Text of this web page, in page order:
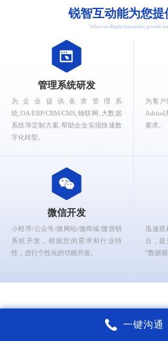
锐智互动能为您提
What can Ruizhi
管理系统研发
为企业提供各类管理系
统,OA/ERP/CRM/CMS,物联网,大数据
系统等定制方案,帮助企业实现快速数
字化转型。
为客户
Adriod
要求。
微信开发
小程序/公众号/微网站/微商城/微营销
系统开发，根据您的需求和行业特
性，进行个性化的功能开发。
迅速搭
台，提
“数据
锐智互动核心
一键沟通